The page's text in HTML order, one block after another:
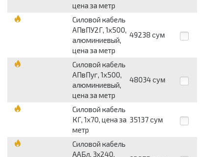
цена за метр
Силовой кабель
АПвПУ2Г, 1х500,
алюминиевый,
цена за метр
49238 сум
Силовой кабель
АПвПуг, 1х500,
алюминиевый,
цена за метр
48034 сум
Силовой кабель
КГ, 1х70, цена за
метр
35137 сум
Силовой кабель
ААБл, 3х240,